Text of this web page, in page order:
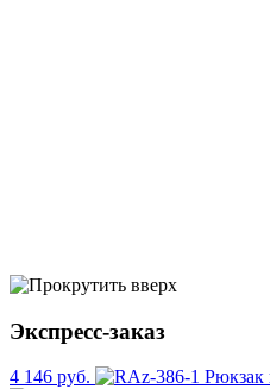
Экспресс-заказ
4 146 руб.